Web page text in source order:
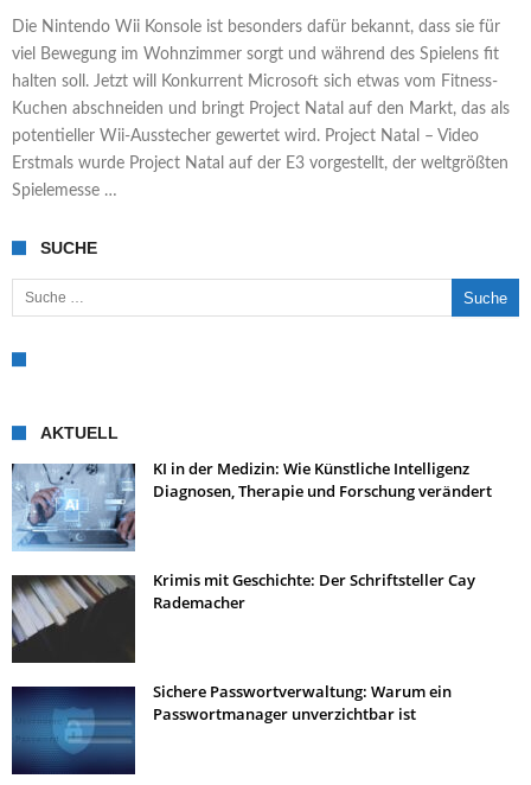
Die Nintendo Wii Konsole ist besonders dafür bekannt, dass sie für
viel Bewegung im Wohnzimmer sorgt und während des Spielens fit
halten soll. Jetzt will Konkurrent Microsoft sich etwas vom Fitness-
Kuchen abschneiden und bringt Project Natal auf den Markt, das als
potentieller Wii-Ausstecher gewertet wird. Project Natal – Video
Erstmals wurde Project Natal auf der E3 vorgestellt, der weltgrößten
Spielemesse …
SUCHE
Suche nach:
AKTUELL
KI in der Medizin: Wie Künstliche Intelligenz
Diagnosen, Therapie und Forschung verändert
Krimis mit Geschichte: Der Schriftsteller Cay
Rademacher
Sichere Passwortverwaltung: Warum ein
Passwortmanager unverzichtbar ist